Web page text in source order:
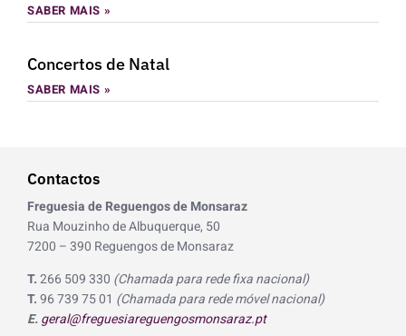
SABER MAIS »
Concertos de Natal
SABER MAIS »
Contactos
Freguesia de Reguengos de Monsaraz
Rua Mouzinho de Albuquerque, 50
7200 – 390 Reguengos de Monsaraz
T.266 509 330 (Chamada para rede fixa nacional)
T.96 739 75 01 (Chamada para rede móvel nacional)
E.geral@freguesiareguengosmonsaraz.pt